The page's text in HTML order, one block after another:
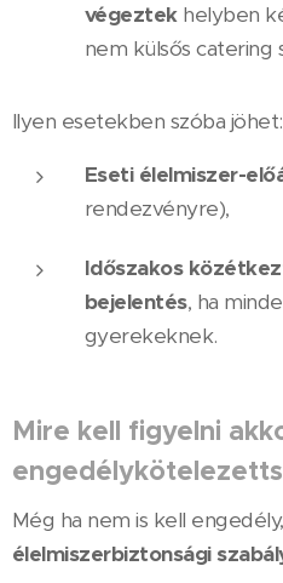
végeztekhelyben
nem külsős catering
Ilyen esetekben szóba jöhet:
Eseti élelmiszer-
rendezvényre),
Időszakos
bejelentés, ha
gyerekeknek.
Mire kell figyelni
Még ha nem is kell
élelmiszerbiztonsági